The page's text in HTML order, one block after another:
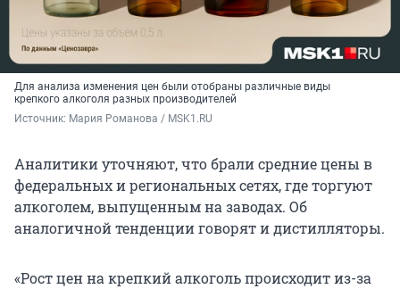
Для анализа изменения цен были отобраны различные виды
крепкого алкоголя разных производителей
Источник: Мария Романова / MSK1.RU
Аналитики уточняют, что брали средние цены в
федеральных и региональных сетях, где торгуют
алкоголем, выпущенным на заводах. Об
аналогичной тенденции говорят и дистилляторы.
«Рост цен на крепкий алкоголь происходит из-за